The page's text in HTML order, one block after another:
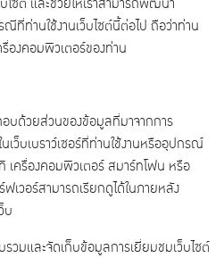
ไซต์ และช่วยให้เราสามารถพัฒนา
ที่ท่านใช้งานเว็บไซต์นี้ต่อไป ถือว่าท่าน
รื่องคอมพิวเตอร์ของท่าน
บด้วยส่วนของข้อมูลที่มาจากการ
เว็บเบราว์เซอร์ที่ท่านใช้งานหรืออุปกรณ์
เครื่องคอมพิวเตอร์ สมาร์ทโฟน หรือ
เวอร์สามารถเรียกดูได้ในภายหลัง
บ
รวมและจัดเก็บข้อมูลการเยี่ยมชมเว็บไซต์